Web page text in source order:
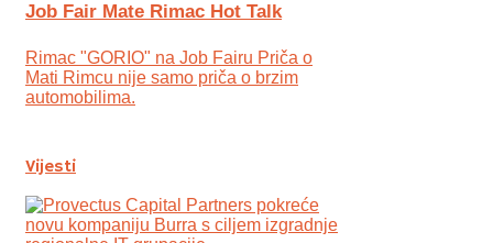
Job Fair Mate Rimac Hot Talk
Rimac "GORIO" na Job Fairu Priča o
Mati Rimcu nije samo priča o brzim
automobilima.
Vijesti